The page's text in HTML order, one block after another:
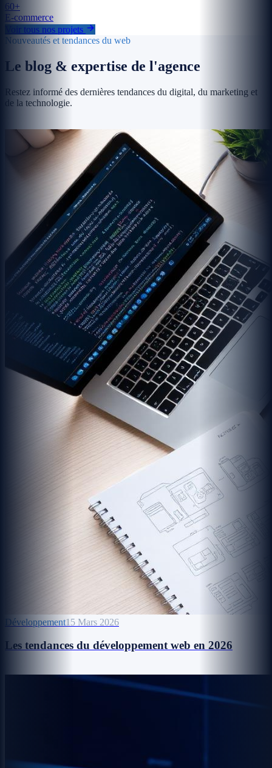
60+
E-commerce
Voir tous nos projets
Nouveautés et tendances du web
Le blog & expertise de l'agence
Restez informé des dernières tendances du digital, du marketing et
de la technologie.
Développement15 Mars 2026
Les tendances du développement web en 2026